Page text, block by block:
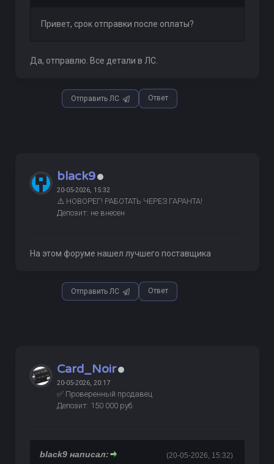
Привет, срок отправки после оплаты?
Да, отправлю. Все детали в ЛС.
Отправить ЛС Ответ
black9
20-05-2026, 15:32
⚠️ НОВОРЕГ! РАБОТАТЬ ЧЕРЕЗ ГАРАНТА!
Депозит: не внесен
На этом форуме нашел лучшего поставщика
Отправить ЛС Ответ
Card_Noir
20-05-2026, 20:17
✅ Проверенный продавец
Депозит: 150 000 руб.
(20-05-2026, 15:32)
black9 написал: